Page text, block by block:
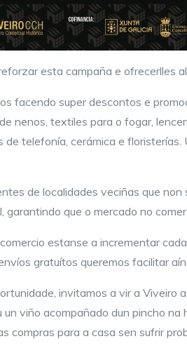
esta campaña e ofrecerlles
facendo super descontos e
nenos, textiles para o fogar,
de telefonía, cerámica e
de localidades veciñas que
garantindo que o mercado no
estanse a incrementar
gratuítos queremos facilitar
invitamos a vir a Viveiro
un viño acompañado dun pincho
compras para a casa sen sufrir